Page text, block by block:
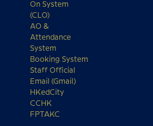
On System
(CLO)
AO &
Attendance
System
Booking System
Staff Official
Email (Gmail)
HKedCity
CCHK
FPTAKC